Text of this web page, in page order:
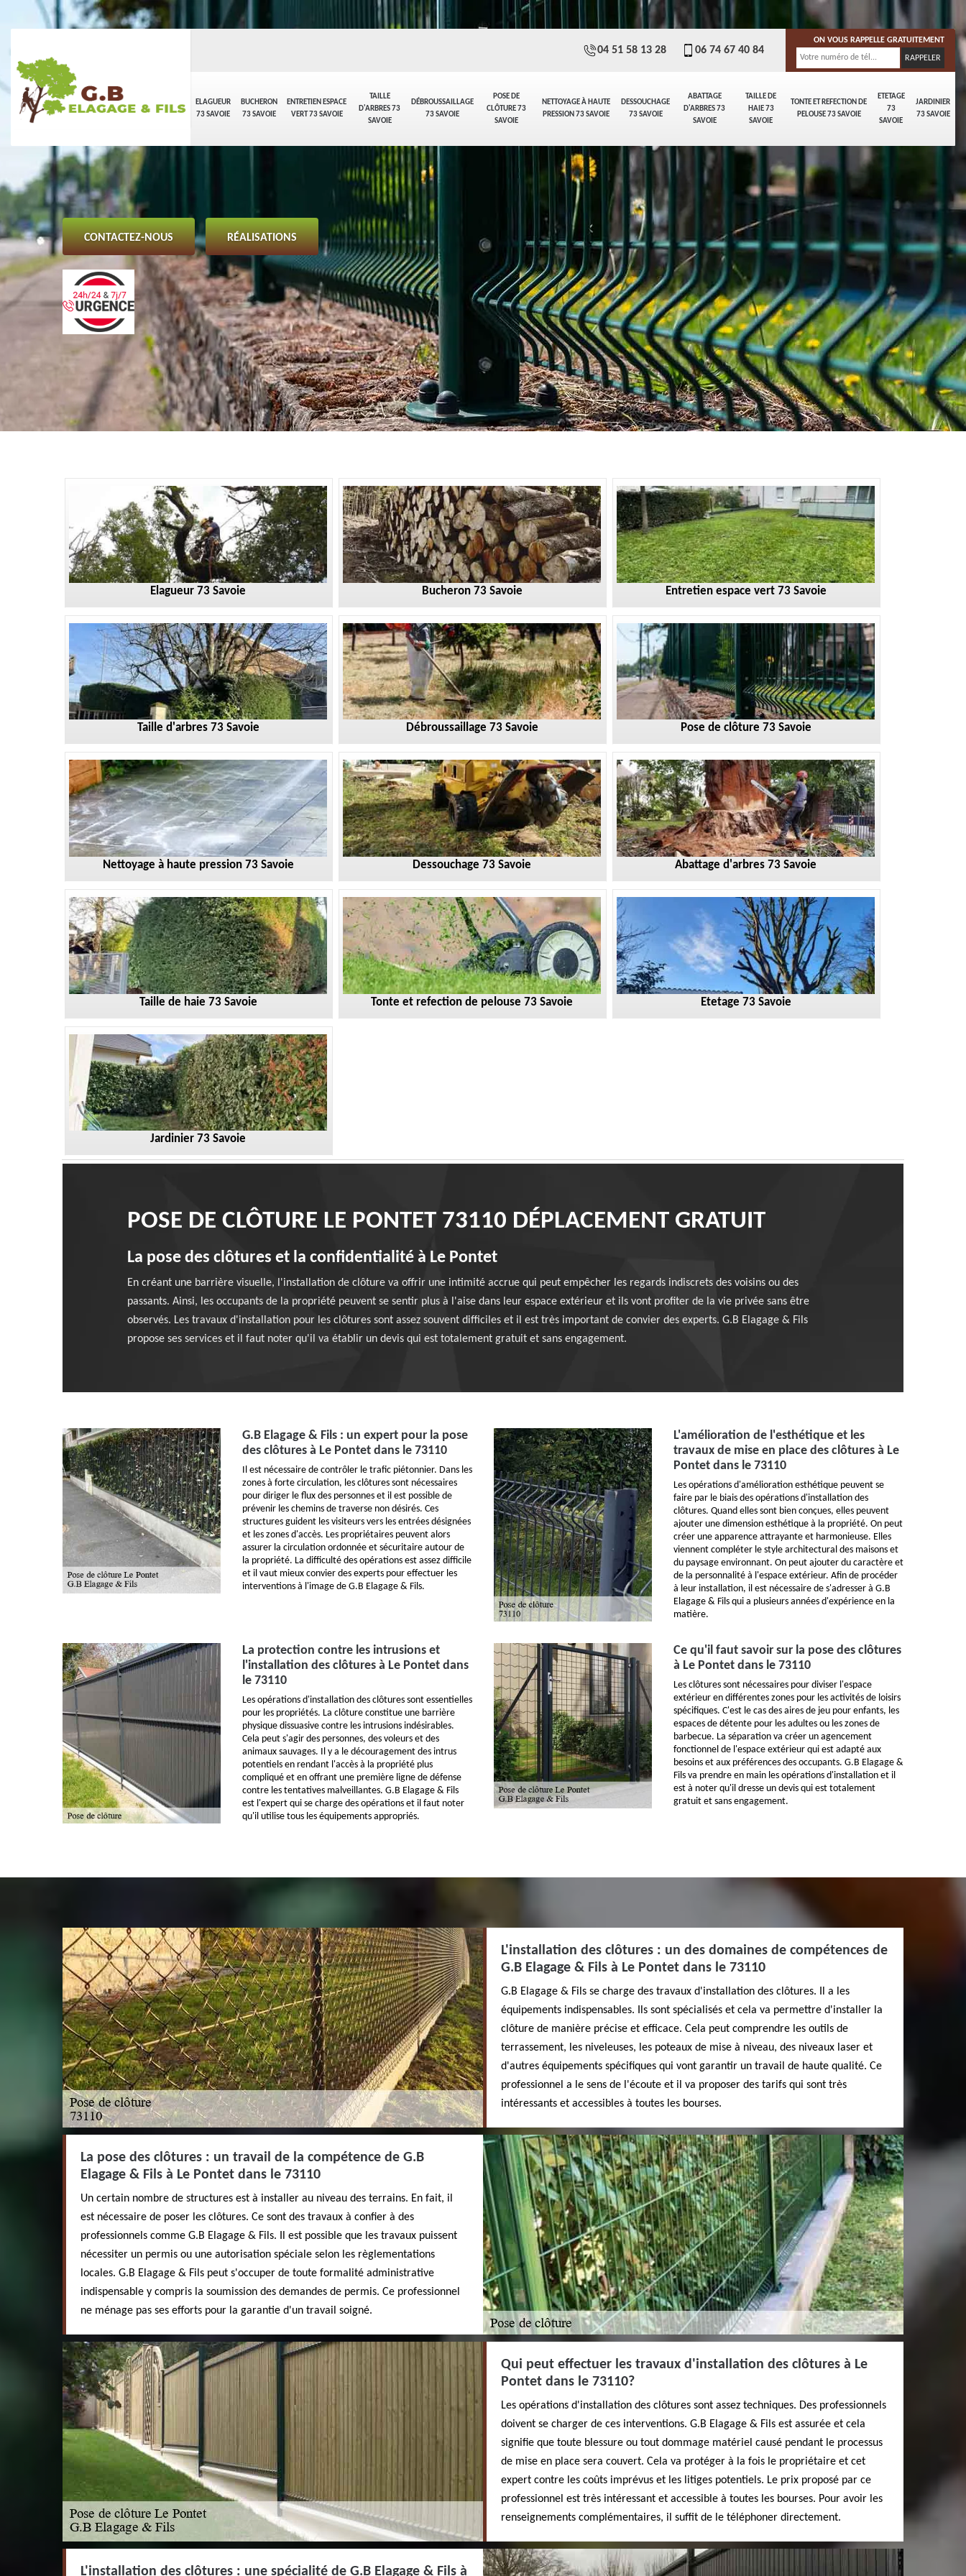
ELAGUEUR
73 SAVOIE
BUCHERON
73 SAVOIE
ENTRETIEN ESPACE
VERT 73 SAVOIE
TAILLE
D'ARBRES 73
SAVOIE
DÉBROUSSAILLAGE
73 SAVOIE
POSE DE
CLÔTURE 73
SAVOIE
NETTOYAGE À HAUTE
PRESSION 73 SAVOIE
DESSOUCHAGE
73 SAVOIE
ABATTAGE
D'ARBRES 73
SAVOIE
TAILLE DE
HAIE 73
SAVOIE
TONTE ET REFECTION DE
PELOUSE 73 SAVOIE
ETETAGE
73
SAVOIE
JARDINIER
73 SAVOIE
04 51 58 13 28 06 74 67 40 84
ON VOUS RAPPELLE GRATUITEMENT
CONTACTEZ-NOUS RÉALISATIONS
Elagueur 73 Savoie Bucheron 73 Savoie Entretien espace vert 73 Savoie
Taille d'arbres 73 Savoie Débroussaillage 73 Savoie Pose de clôture 73 Savoie
Nettoyage à haute pression 73 Savoie Dessouchage 73 Savoie Abattage d'arbres 73 Savoie
Taille de haie 73 Savoie Tonte et refection de pelouse 73 Savoie Etetage 73 Savoie
Jardinier 73 Savoie
POSE DE CLÔTURE LE PONTET 73110 DÉPLACEMENT GRATUIT
La pose des clôtures et la confidentialité à Le Pontet
En créant une barrière visuelle, l'installation de clôture va offrir une intimité accrue qui peut empêcher les regards indiscrets des voisins ou des
passants. Ainsi, les occupants de la propriété peuvent se sentir plus à l'aise dans leur espace extérieur et ils vont profiter de la vie privée sans être
observés. Les travaux d'installation pour les clôtures sont assez souvent difficiles et il est très important de convier des experts. G.B Elagage & Fils
propose ses services et il faut noter qu'il va établir un devis qui est totalement gratuit et sans engagement.
G.B Elagage & Fils : un expert pour la pose
des clôtures à Le Pontet dans le 73110
Il est nécessaire de contrôler le trafic piétonnier. Dans les
zones à forte circulation, les clôtures sont nécessaires
pour diriger le flux des personnes et il est possible de
prévenir les chemins de traverse non désirés. Ces
structures guident les visiteurs vers les entrées désignées
et les zones d'accès. Les propriétaires peuvent alors
assurer la circulation ordonnée et sécuritaire autour de
la propriété. La difficulté des opérations est assez difficile
et il vaut mieux convier des experts pour effectuer les
interventions à l'image de G.B Elagage & Fils.
L'amélioration de l'esthétique et les
travaux de mise en place des clôtures à Le
Pontet dans le 73110
Les opérations d'amélioration esthétique peuvent se
faire par le biais des opérations d'installation des
clôtures. Quand elles sont bien conçues, elles peuvent
ajouter une dimension esthétique à la propriété. On peut
créer une apparence attrayante et harmonieuse. Elles
viennent compléter le style architectural des maisons et
du paysage environnant. On peut ajouter du caractère et
de la personnalité à l'espace extérieur. Afin de procéder
à leur installation, il est nécessaire de s'adresser à G.B
Elagage & Fils qui a plusieurs années d'expérience en la
matière.
La protection contre les intrusions et
l'installation des clôtures à Le Pontet dans
le 73110
Les opérations d'installation des clôtures sont essentielles
pour les propriétés. La clôture constitue une barrière
physique dissuasive contre les intrusions indésirables.
Cela peut s'agir des personnes, des voleurs et des
animaux sauvages. Il y a le découragement des intrus
potentiels en rendant l'accès à la propriété plus
compliqué et en offrant une première ligne de défense
contre les tentatives malveillantes. G.B Elagage & Fils
est l'expert qui se charge des opérations et il faut noter
qu'il utilise tous les équipements appropriés.
Ce qu'il faut savoir sur la pose des clôtures
à Le Pontet dans le 73110
Les clôtures sont nécessaires pour diviser l'espace
extérieur en différentes zones pour les activités de loisirs
spécifiques. C'est le cas des aires de jeu pour enfants, les
espaces de détente pour les adultes ou les zones de
barbecue. La séparation va créer un agencement
fonctionnel de l'espace extérieur qui est adapté aux
besoins et aux préférences des occupants. G.B Elagage &
Fils va prendre en main les opérations d'installation et il
est à noter qu'il dresse un devis qui est totalement
gratuit et sans engagement.
L'installation des clôtures : un des domaines de compétences de
G.B Elagage & Fils à Le Pontet dans le 73110
G.B Elagage & Fils se charge des travaux d'installation des clôtures. Il a les
équipements indispensables. Ils sont spécialisés et cela va permettre d'installer la
clôture de manière précise et efficace. Cela peut comprendre les outils de
terrassement, les niveleuses, les poteaux de mise à niveau, des niveaux laser et
d'autres équipements spécifiques qui vont garantir un travail de haute qualité. Ce
professionnel a le sens de l'écoute et il va proposer des tarifs qui sont très
intéressants et accessibles à toutes les bourses.
La pose des clôtures : un travail de la compétence de G.B
Elagage & Fils à Le Pontet dans le 73110
Un certain nombre de structures est à installer au niveau des terrains. En fait, il
est nécessaire de poser les clôtures. Ce sont des travaux à confier à des
professionnels comme G.B Elagage & Fils. Il est possible que les travaux puissent
nécessiter un permis ou une autorisation spéciale selon les règlementations
locales. G.B Elagage & Fils peut s'occuper de toute formalité administrative
indispensable y compris la soumission des demandes de permis. Ce professionnel
ne ménage pas ses efforts pour la garantie d'un travail soigné.
Qui peut effectuer les travaux d'installation des clôtures à Le
Pontet dans le 73110?
Les opérations d'installation des clôtures sont assez techniques. Des professionnels
doivent se charger de ces interventions. G.B Elagage & Fils est assurée et cela
signifie que toute blessure ou tout dommage matériel causé pendant le processus
de mise en place sera couvert. Cela va protéger à la fois le propriétaire et cet
expert contre les coûts imprévus et les litiges potentiels. Le prix proposé par ce
professionnel est très intéressant et accessible à toutes les bourses. Pour avoir les
renseignements complémentaires, il suffit de le téléphoner directement.
L'installation des clôtures : une spécialité de G.B Elagage & Fils à